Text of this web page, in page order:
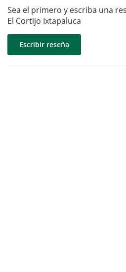
Sea el primero y escriba una
El Cortijo Ixtapaluca
Escribir reseña